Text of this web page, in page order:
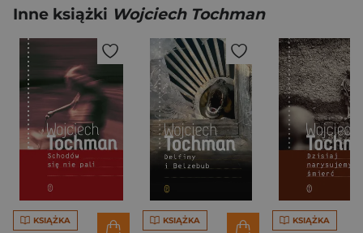
Inne książki Wojciech Tochman
KSIĄŻKA KSIĄŻKA KSIĄŻKA